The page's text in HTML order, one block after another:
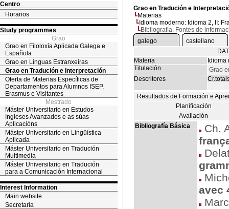
Centro
Horarios
Study programmes
Grao
Grao en Filoloxía Aplicada Galega e
Española
Grao en Linguas Estranxeiras
Grao en Tradución e Interpretación
Oferta de Materias Específicas de
Departamentos para Alumnos ISEP,
Erasmus e Visitantes
Mestrado
Máster Universitario en Estudos
Ingleses Avanzados e as súas
Aplicacións
Máster Universitario en Lingüística
Aplicada
Máster Universitario en Tradución
Multimedia
Máster Universitario en Tradución
para a Comunicación Internacional
Interest Information
Main website
Secretaría
Grao en Tradución e
Materias
Idioma moderno: Idioma 2, II:
Bibliografía. Fontes de
galego
castellano
Materia
Idioma
Titulación
Grao
Descritores
Resultados de Formación e
Planificación
Avaliación
Bibliografía Básica
Ch.
avec